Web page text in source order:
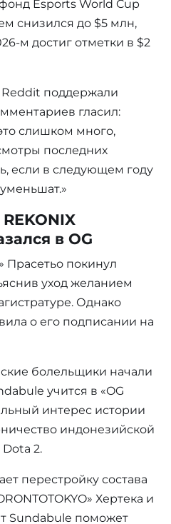
Esports World Cup
снизился до $5 млн,
м достиг отметки в $2
поддержали
гласил:
слишком много,
последних
если в следующем году
в OG
Прасетьо покинул
уход желанием
Однако
о его подписании на
болельщики начали
учится в «OG
интерес истории
индонезийской
2.
перестройку состава
Хертека и
Sundabule поможет